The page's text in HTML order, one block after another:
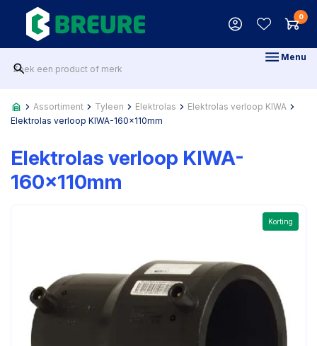
0
Menu
Assortiment Tyleen Elektrolas
Elektrolas verloop KIWA
Elektrolas verloop KIWA-160x110mm
Elektrolas verloop KIWA-
160x110mm
Korting